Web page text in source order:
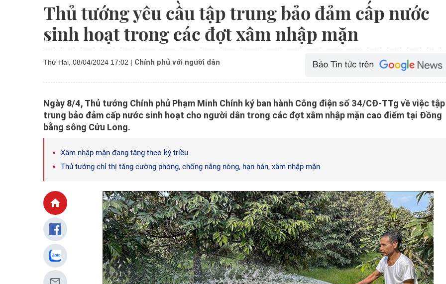
Thủ tướng yêu cầu tập trung bảo đảm cấp nước
sinh hoạt trong các đợt xâm nhập mặn
Thứ Hai, 08/04/2024 17:02 | Chính phủ với người dân
Ngày 8/4, Thủ tướng Chính phủ Phạm Minh Chính ký ban hành Công điện số 34/CĐ-TTg về việc tập
trung bảo đảm cấp nước sinh hoạt cho người dân trong các đợt xâm nhập mặn cao điểm tại Đồng
bằng sông Cửu Long.
Xâm nhập mặn đang tăng theo kỳ triều
Thủ tướng chỉ thị tăng cường phòng, chống nắng nóng, hạn hán, xâm nhập mặn